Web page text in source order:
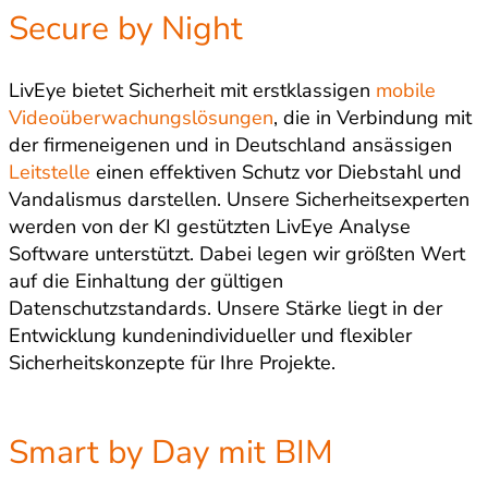
Secure by Night
LivEye bietet Sicherheit mit erstklassigen mobile
Videoüberwachungslösungen, die in Verbindung mit
der firmeneigenen und in Deutschland ansässigen
Leitstelle einen effektiven Schutz vor Diebstahl und
Vandalismus darstellen. Unsere Sicherheitsexperten
werden von der KI gestützten LivEye Analyse
Software unterstützt. Dabei legen wir größten Wert
auf die Einhaltung der gültigen
Datenschutzstandards. Unsere Stärke liegt in der
Entwicklung kundenindividueller und flexibler
Sicherheitskonzepte für Ihre Projekte.
Smart by Day mit BIM